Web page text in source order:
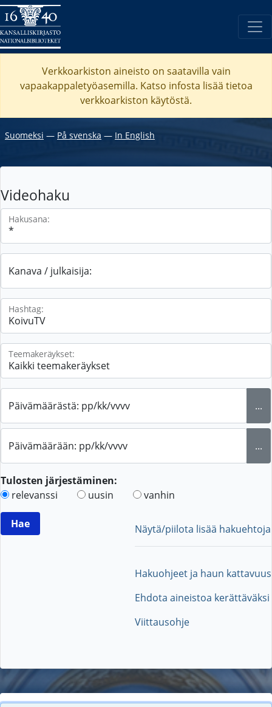
Verkkoarkiston aineisto on saatavilla vain
vapaakappaletyöasemilla. Katso infosta lisää tietoa
verkkoarkiston käytöstä.
Suomeksi ― På svenska ― In English
Videohaku
Hakusana:
Kanava / julkaisija:
Hashtag:
Teemakeräykset:
Päivämäärästä: pp/kk/vvvv ...
Päivämäärään: pp/kk/vvvv ...
Tulosten järjestäminen:
relevanssi
uusin vanhin
Näytä/piilota lisää hakuehtoja
Hakuohjeet ja haun kattavuus
Ehdota aineistoa kerättäväksi
Viittausohje